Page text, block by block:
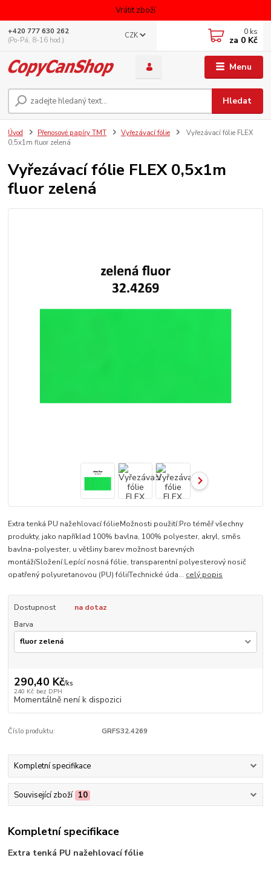
Vrátit zboží
Menu
CZK
Hledat
+420 777 630 262
(Po-Pá, 8-16 hod.)
0 ks
za 0 Kč
Úvod Přenosové papíry TMT Vyřezávací fólie
Vyřezávací fólie FLEX
0,5x1m fluor zelená
Vyřezávací fólie FLEX 0,5x1m
fluor zelená
Extra tenká PU nažehlovací fólieMožnosti použití:Pro téměř všechny
produkty, jako například 100% bavlna, 100% polyester, akryl, směs
bavlna-polyester, u většiny barev možnost barevných
montážíSložení:Lepící nosná fólie, transparentní polyesterový nosič
opatřený polyuretanovou (PU) fóliíTechnické úda... celý popis
Dostupnost
na dotaz
Barva
290,40 Kč/ks
240 Kč bez DPH
Momentálně není k dispozici
Číslo produktu: GRFS32.4269
Kompletní specifikace
Související zboží 10
Kompletní specifikace
Extra tenká PU nažehlovací fólie